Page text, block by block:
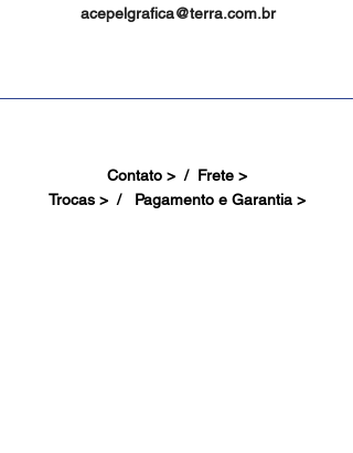
acepelgrafica@terra.com.br
Contato > / Frete >
Trocas > / Pagamento e Garantia >